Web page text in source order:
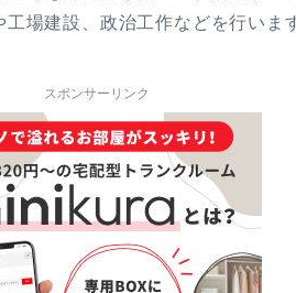
場建設、政治工作などを行いま
スポンサーリンク